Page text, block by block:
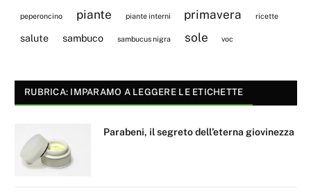
peperoncino piante piante interni primavera ricette
salute sambuco sambucus nigra sole voc
RUBRICA: IMPARAMO A LEGGERE LE ETICHETTE
Parabeni, il segreto dell’eterna giovinezza